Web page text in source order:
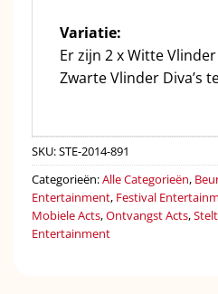
Variatie:
Er zijn 2 x Witte Vlinder
Zwarte Vlinder Diva’s
SKU:STE-2014-891
Categorieën:Alle Categorieën,
Entertainment, Festival
Mobiele Acts,Ontvangst Acts,
Entertainment